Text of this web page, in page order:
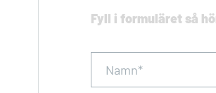
Fyll i formuläret så